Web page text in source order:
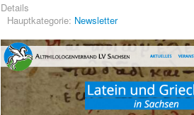
Details
Hauptkategorie: Newsletter